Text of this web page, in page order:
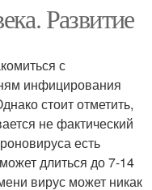
Развитие
с
инфицирования
стоит отметить,
не фактический
есть
длиться до 7-14
вирус может никак